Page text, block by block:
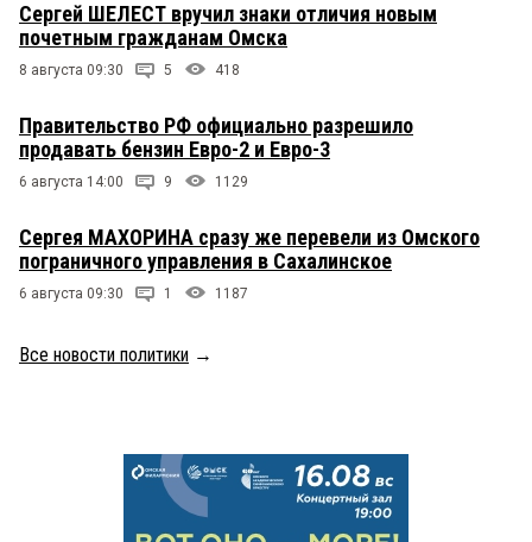
Сергей ШЕЛЕСТ вручил знаки отличия новым
почетным гражданам Омска
8 августа 09:30 5 418
Правительство РФ официально разрешило
продавать бензин Евро-2 и Евро-3
6 августа 14:00 9 1129
Сергея МАХОРИНА сразу же перевели из Омского
пограничного управления в Сахалинское
6 августа 09:30 1 1187
Все новости политики →